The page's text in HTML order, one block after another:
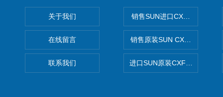
关于我们
在线留言
联系我们
销售SUN进口CXGDXCN插
销售原装SUN CXJAXCN全
进口SUN原装CXFAXCN导压